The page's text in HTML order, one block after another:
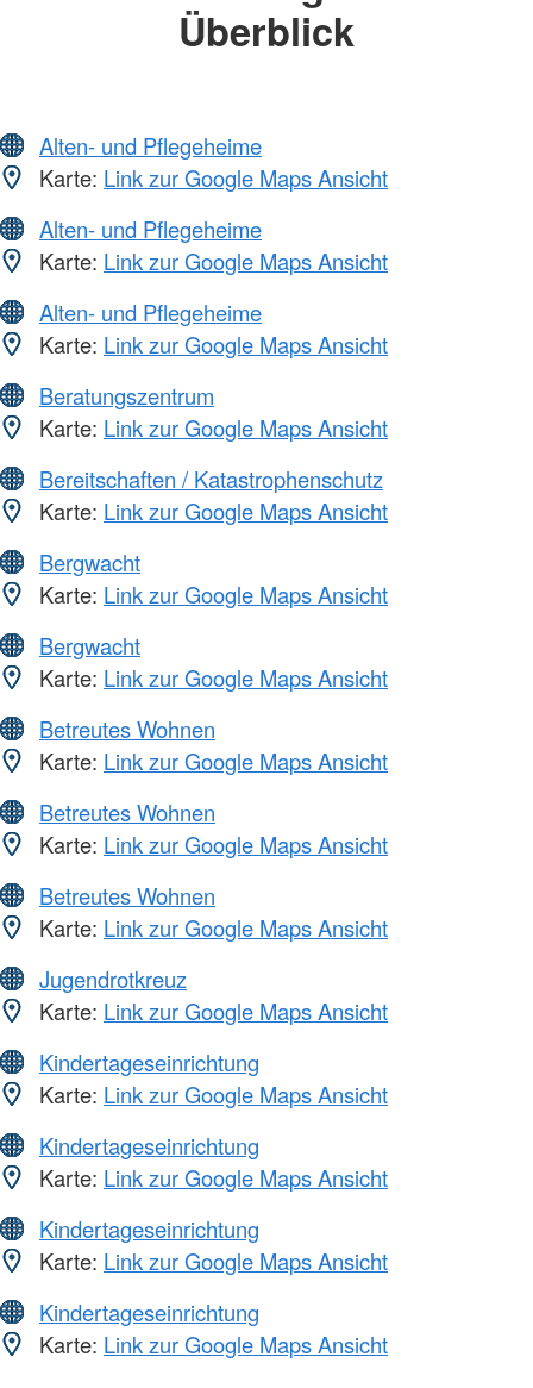
Überblick
Alten- und Pflegeheime
Karte: Link zur Google Maps Ansicht
Alten- und Pflegeheime
Karte: Link zur Google Maps Ansicht
Alten- und Pflegeheime
Karte: Link zur Google Maps Ansicht
Beratungszentrum
Karte: Link zur Google Maps Ansicht
Bereitschaften / Katastrophenschutz
Karte: Link zur Google Maps Ansicht
Bergwacht
Karte: Link zur Google Maps Ansicht
Bergwacht
Karte: Link zur Google Maps Ansicht
Betreutes Wohnen
Karte: Link zur Google Maps Ansicht
Betreutes Wohnen
Karte: Link zur Google Maps Ansicht
Betreutes Wohnen
Karte: Link zur Google Maps Ansicht
Jugendrotkreuz
Karte: Link zur Google Maps Ansicht
Kindertageseinrichtung
Karte: Link zur Google Maps Ansicht
Kindertageseinrichtung
Karte: Link zur Google Maps Ansicht
Kindertageseinrichtung
Karte: Link zur Google Maps Ansicht
Kindertageseinrichtung
Karte: Link zur Google Maps Ansicht